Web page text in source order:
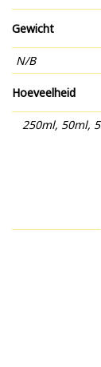
Gewicht
N/B
Hoeveelheid
250ml, 50ml,